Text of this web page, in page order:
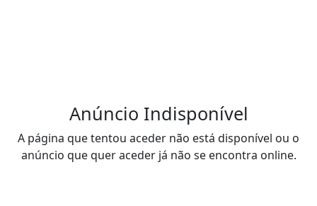
Anúncio Indisponível
A página que tentou aceder não está disponível ou o
anúncio que quer aceder já não se encontra online.